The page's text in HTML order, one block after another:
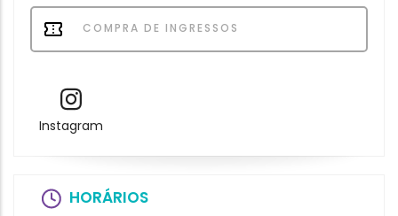
COMPRA DE INGRESSOS
Instagram
HORÁRIOS